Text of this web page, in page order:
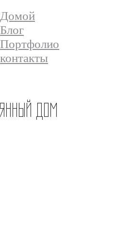
Домой
Блог
Портфолио
контакты
дом